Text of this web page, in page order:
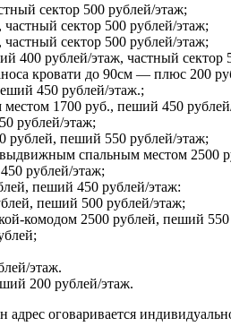
сектор 500 рублей/этаж;
сектор 500 рублей/этаж;
сектор 500 рублей/этаж;
рублей/этаж, частный сектор
кровати до 90см — плюс 200
450 рублей/этаж.;
1700 руб., пеший 450
рублей/этаж;
рублей, пеший 550 рублей/этаж;
спальным местом 2500
рублей/этаж;
пеший 450 рублей/этаж:
пеший 500 рублей/этаж;
комодом 2500 рублей, пеший
этаж.
200 рублей/этаж.
адрес оговаривается